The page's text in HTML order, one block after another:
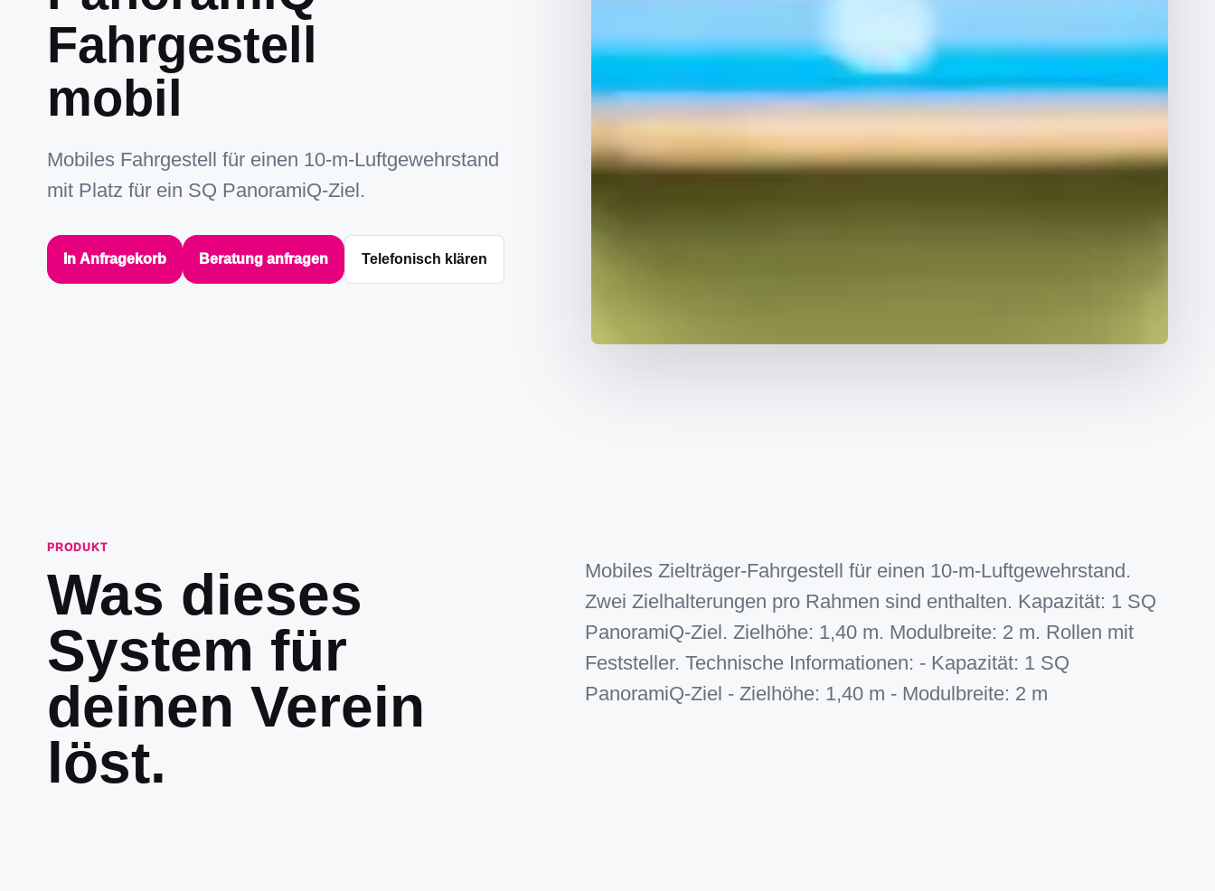
Fahrgestell
mobil
Mobiles Fahrgestell für einen 10-m-Luftgewehrstand
mit Platz für ein SQ PanoramiQ-Ziel.
In Anfragekorb Beratung anfragen Telefonisch klären
PRODUKT
Was dieses
System für
deinen Verein
löst.
Mobiles Zielträger-Fahrgestell für einen 10-m-Luftgewehrstand.
Zwei Zielhalterungen pro Rahmen sind enthalten. Kapazität: 1 SQ
PanoramiQ-Ziel. Zielhöhe: 1,40 m. Modulbreite: 2 m. Rollen mit
Feststeller. Technische Informationen: - Kapazität: 1 SQ
PanoramiQ-Ziel - Zielhöhe: 1,40 m - Modulbreite: 2 m